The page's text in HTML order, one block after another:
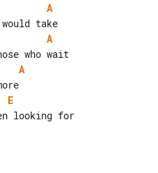
A
A
A
E
looking for